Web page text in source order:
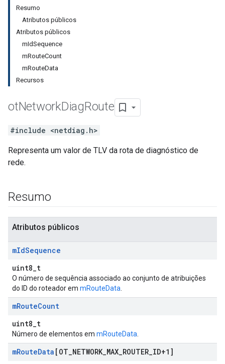
Resumo
Atributos públicos
Atributos públicos
mIdSequence
mRouteCount
mRouteData
Recursos
otNetworkDiagRoute
#include <netdiag.h>
Representa um valor de TLV da rota de diagnóstico de
rede.
Resumo
Atributos públicos
mIdSequence
uint8_t
O número de sequência associado ao conjunto de atribuições
do ID do roteador em mRouteData
mRouteCount
uint8_t
Número de elementos em mRouteData
mRouteData [OT NETWORK_ MAX ROUTER ID+1]